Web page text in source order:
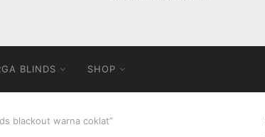
BLINDS SHOP
blackout warna coklat”